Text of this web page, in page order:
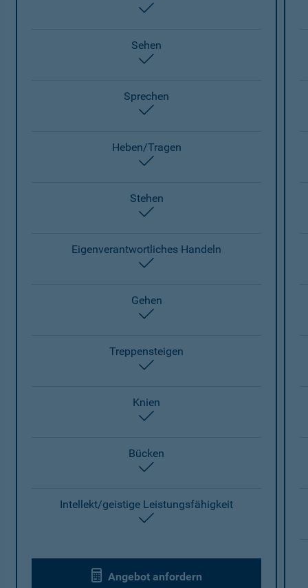
Sehen
Sprechen
Heben/Tragen
Stehen
Eigenverantwortliches Handeln
Gehen
Treppensteigen
Knien
Bücken
Intellekt/geistige Leistungsfähigkeit
Angebot anfordern